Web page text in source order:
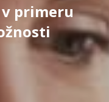
primeru